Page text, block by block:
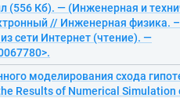
(556 Кб). — (Инженерная и
// Инженерная физика.
сети Интернет (чтение). —
моделирования схода
Results of Numerical